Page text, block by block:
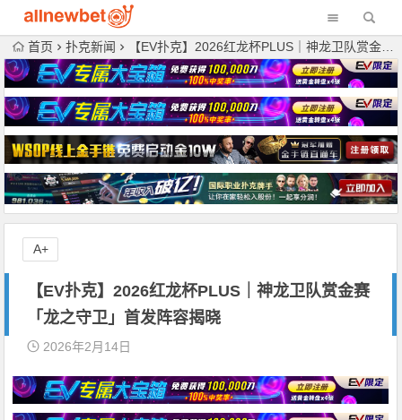
首页 扑克新闻 【EV扑克】2026红龙杯PLUS｜神龙卫队赏金赛「龙之守卫」首发阵容揭晓
【EV扑克】2026红龙杯PLUS｜神龙卫队赏金赛
「龙之守卫」首发阵容揭晓
2026年2月14日
A+